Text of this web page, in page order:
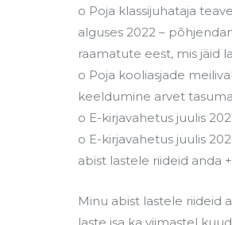
o Poja klassijuhataja
alguses 2022 –
raamatute eest, mis jäid
o Poja kooliasjade
keeldumine arvet
o E-kirjavahetus juulis
o E-kirjavahetus juulis
abist lastele riideid anda
Minu abist lastele riideid